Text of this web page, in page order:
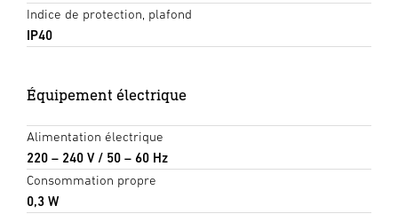
Indice de protection, plafond
IP40
Équipement électrique
Alimentation électrique
220 – 240 V / 50 – 60 Hz
Consommation propre
0,3 W